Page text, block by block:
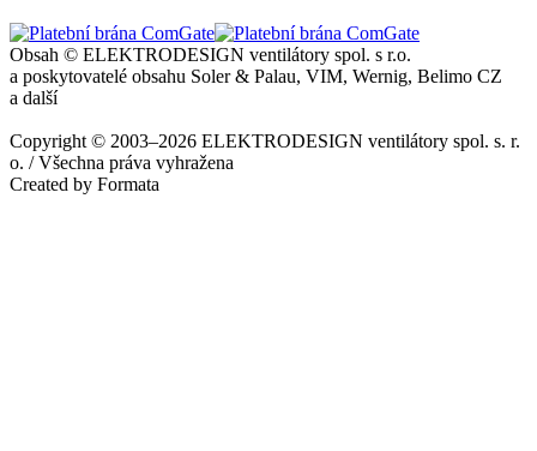
Obsah © ELEKTRODESIGN ventilátory spol. s r.o.
a poskytovatelé obsahu Soler & Palau, VIM, Wernig, Belimo CZ
a další
Copyright © 2003–2026 ELEKTRODESIGN ventilátory spol. s. r.
o. / Všechna práva vyhražena
Created by Formata